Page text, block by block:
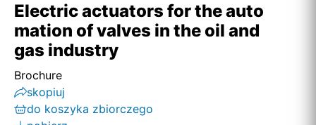
Electric actuators for the auto
mation of valves in the oil and
gas industry
Brochure
skopiuj
do koszyka zbiorczego